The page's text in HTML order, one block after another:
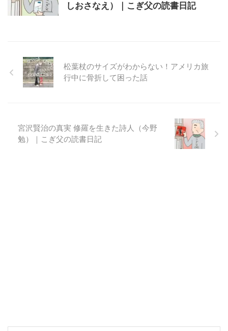
しおさなえ）｜こぎ父の読書日記
松葉杖のサイズがわからない！アメリカ旅
行中に骨折して困った話
宮沢賢治の真実 修羅を生きた詩人（今野
勉）｜こぎ父の読書日記